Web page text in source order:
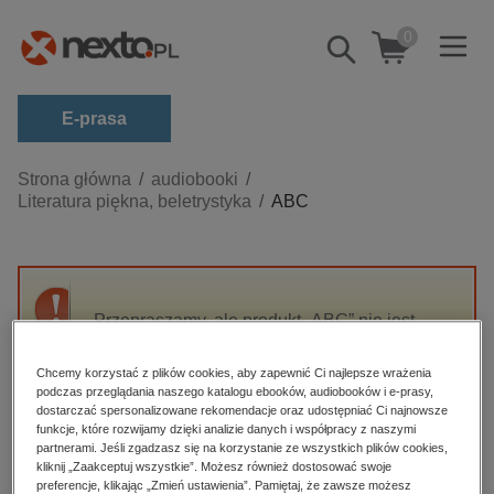
Pokaż/schowaj
wyszukiwarkę
0
E-prasa
Kategorie
Zobacz wszystkie E-prasa
budownictwo, aranżacja wnętrz
darmowe wydania
edukacja
hobby, sport, rozrywka
komputery, internet, technologie, informatyka
Strona główna
audiobooki
Literatura piękna, beletrystyka
ABC
Przepraszamy, ale produkt „ABC” nie jest
High-contrast mode
Polecane
Chcemy korzystać z plików cookies, aby zapewnić Ci najlepsze wrażenia
podczas przeglądania naszego katalogu ebooków, audiobooków i e-prasy,
dostarczać spersonalizowane rekomendacje oraz udostępniać Ci najnowsze
funkcje, które rozwijamy dzięki analizie danych i współpracy z naszymi
partnerami. Jeśli zgadzasz się na korzystanie ze wszystkich plików cookies,
kliknij „Zaakceptuj wszystkie”. Możesz również dostosować swoje
preferencje, klikając „Zmień ustawienia”. Pamiętaj, że zawsze możesz